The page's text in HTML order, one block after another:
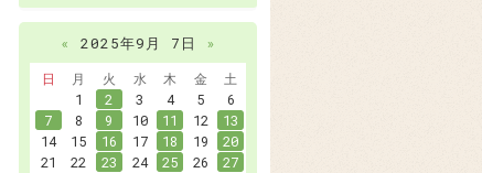
« 2025年9月 7日
»
日
月 火 水 木 金
土
1
2 3 4 5
6
7
8 9 10 11 12
13
14
15 16 17 18 19
20
21
22 23 24 25 26
27